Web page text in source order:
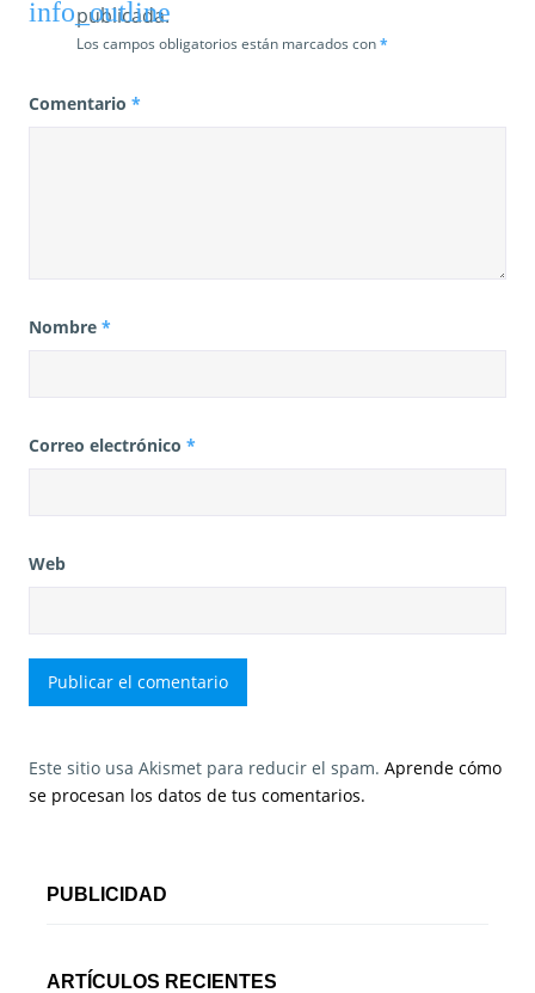
a
publicada.
Los campos obligatorios están marcados con*
Comentario *
Nombre *
Correo electrónico *
Web
Este sitio usa Akismet para reducir el spam. Aprende cómo
se procesan los datos de tus comentarios.
PUBLICIDAD
ARTÍCULOS RECIENTES